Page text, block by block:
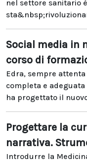
nel settore sanitario
Social media in
corso di
Edra, sempre
completa e
ha progettato il
Progettare la
narrativa.
Introdurre la